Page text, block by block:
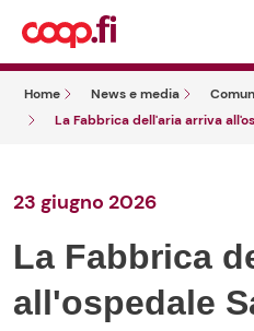
Accedi
Registrati
Home News e media
La Fabbrica dell'aria arriva
23 giugno 2026
La Fabbrica dell'aria arriva
all'ospedale